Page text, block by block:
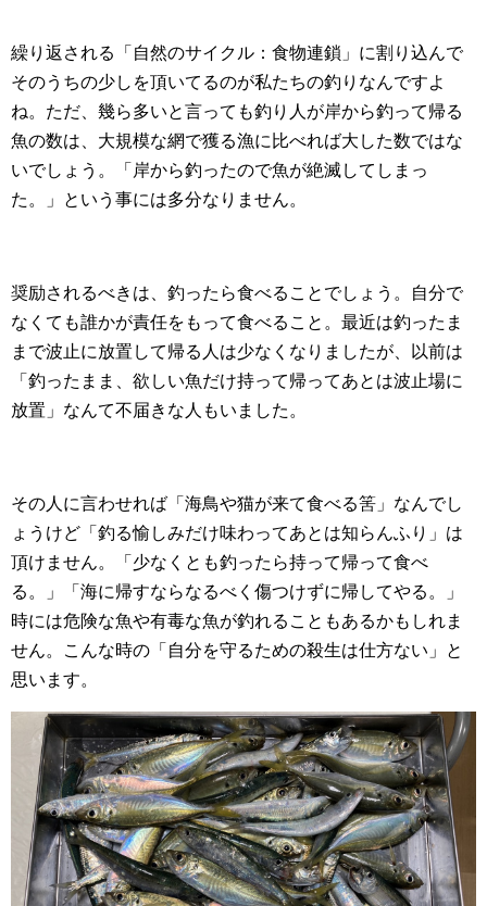
繰り返される「自然のサイクル：食物連鎖」に割り込んで
そのうちの少しを頂いてるのが私たちの釣りなんですよ
ね。ただ、幾ら多いと言っても釣り人が岸から釣って帰る
魚の数は、大規模な網で獲る漁に比べれば大した数ではな
いでしょう。「岸から釣ったので魚が絶滅してしまっ
た。」という事には多分なりません。
奨励されるべきは、釣ったら食べることでしょう。自分で
なくても誰かが責任をもって食べること。最近は釣ったま
まで波止に放置して帰る人は少なくなりましたが、以前は
「釣ったまま、欲しい魚だけ持って帰ってあとは波止場に
放置」なんて不届きな人もいました。
その人に言わせれば「海鳥や猫が来て食べる筈」なんでし
ょうけど「釣る愉しみだけ味わってあとは知らんふり」は
頂けません。「少なくとも釣ったら持って帰って食べ
る。」「海に帰すならなるべく傷つけずに帰してやる。」
時には危険な魚や有毒な魚が釣れることもあるかもしれま
せん。こんな時の「自分を守るための殺生は仕方ない」と
思います。